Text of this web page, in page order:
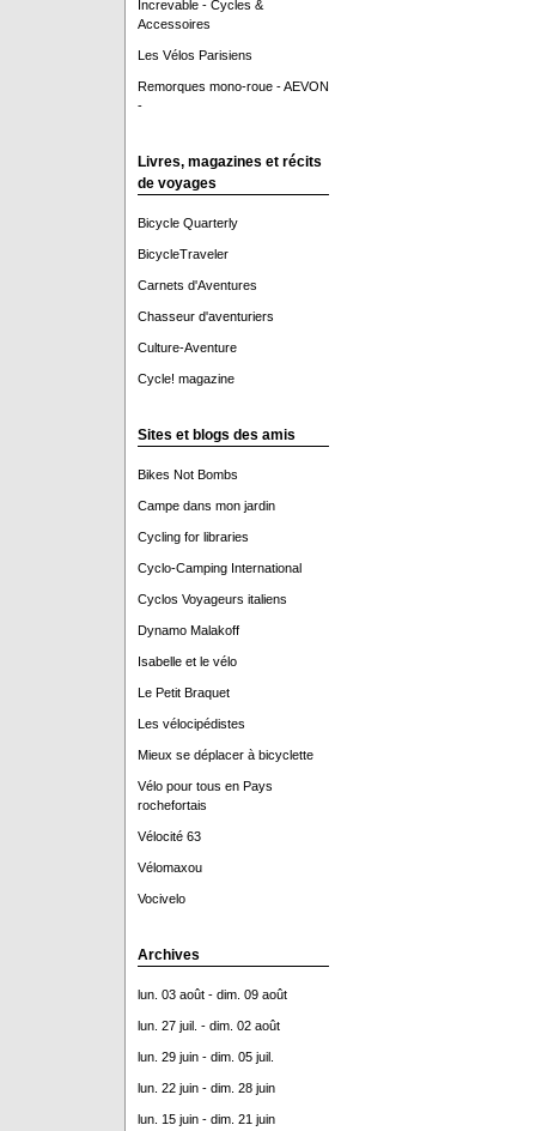
Increvable - Cycles &
Accessoires
Les Vélos Parisiens
Remorques mono-roue - AEVON
-
Livres, magazines et récits
de voyages
Bicycle Quarterly
BicycleTraveler
Carnets d'Aventures
Chasseur d'aventuriers
Culture-Aventure
Cycle! magazine
Sites et blogs des amis
Bikes Not Bombs
Campe dans mon jardin
Cycling for libraries
Cyclo-Camping International
Cyclos Voyageurs italiens
Dynamo Malakoff
Isabelle et le vélo
Le Petit Braquet
Les vélocipédistes
Mieux se déplacer à bicyclette
Vélo pour tous en Pays
rochefortais
Vélocité 63
Vélomaxou
Vocivelo
Archives
lun. 03 août - dim. 09 août
lun. 27 juil. - dim. 02 août
lun. 29 juin - dim. 05 juil.
lun. 22 juin - dim. 28 juin
lun. 15 juin - dim. 21 juin